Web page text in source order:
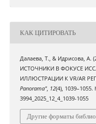
КАК ЦИТИРОВАТЬ
Далаева, Т., & Идрисова,
ИСТОЧНИКИ В ФОКУСЕ
ИЛЛЮСТРАЦИИ К VR/AR
Panorama", 12(4),
3994_2025_12_4_1039-1055
Другие форматы